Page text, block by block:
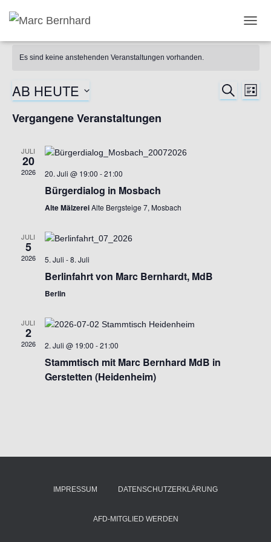
Es sind keine anstehenden Veranstaltungen vorhanden.
SUCHE
LIST
AB HEUTE
wählen.
Vergangene Veranstaltungen
JULI
20
2026 20. Juli @ 19:00 -21:00
Bürgerdialog in Mosbach
Alte MälzereiAlte Bergsteige 7, Mosbach
JULI
5
2026 5. Juli -8. Juli
Berlinfahrt von Marc Bernhardt, MdB
Berlin
JULI
2
2026 2. Juli @ 19:00 -21:00
Stammtisch mit Marc Bernhard MdB in
Gerstetten (Heidenheim)
IMPRESSUM DATENSCHUTZERKLÄRUNG
AFD-MITGLIED WERDEN